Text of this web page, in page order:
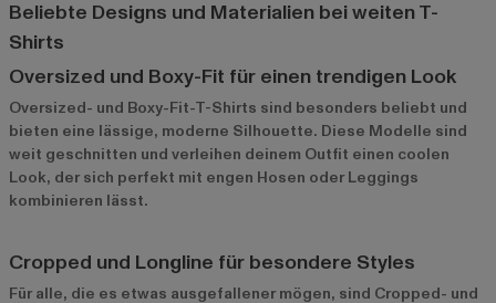
Beliebte Designs und Materialien bei weiten T-
Shirts
Oversized und Boxy-Fit für einen trendigen Look
Oversized- und Boxy-Fit-T-Shirts sind besonders beliebt und
bieten eine lässige, moderne Silhouette. Diese Modelle sind
weit geschnitten und verleihen deinem Outfit einen coolen
Look, der sich perfekt mit engen Hosen oder Leggings
kombinieren lässt.
Cropped und Longline für besondere Styles
Für alle, die es etwas ausgefallener mögen, sind Cropped- und